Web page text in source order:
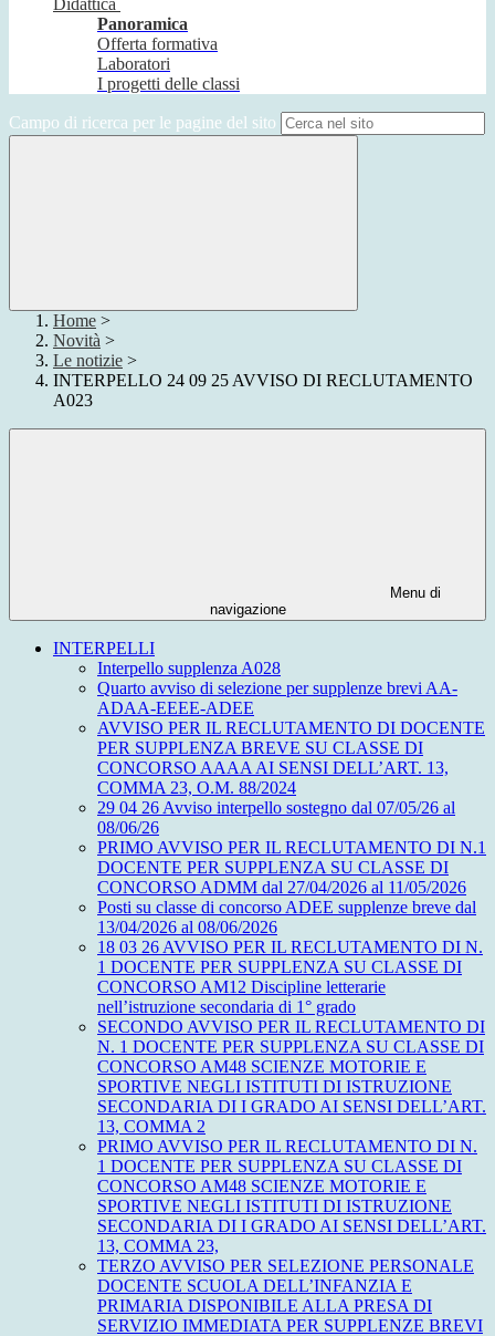
Didattica
Panoramica
Offerta formativa
Laboratori
I progetti delle classi
Campo di ricerca per le pagine del sito
Home >
Novità >
Le notizie >
INTERPELLO 24 09 25 AVVISO DI RECLUTAMENTO
A023
Menu di
navigazione
INTERPELLI
Interpello supplenza A028
Quarto avviso di selezione per supplenze brevi AA-
ADAA-EEEE-ADEE
AVVISO PER IL RECLUTAMENTO DI DOCENTE
PER SUPPLENZA BREVE SU CLASSE DI
CONCORSO AAAA AI SENSI DELL’ART. 13,
COMMA 23, O.M. 88/2024
29 04 26 Avviso interpello sostegno dal 07/05/26 al
08/06/26
PRIMO AVVISO PER IL RECLUTAMENTO DI N.1
DOCENTE PER SUPPLENZA SU CLASSE DI
CONCORSO ADMM dal 27/04/2026 al 11/05/2026
Posti su classe di concorso ADEE supplenze breve dal
13/04/2026 al 08/06/2026
18 03 26 AVVISO PER IL RECLUTAMENTO DI N.
1 DOCENTE PER SUPPLENZA SU CLASSE DI
CONCORSO AM12 Discipline letterarie
nell’istruzione secondaria di 1° grado
SECONDO AVVISO PER IL RECLUTAMENTO DI
N. 1 DOCENTE PER SUPPLENZA SU CLASSE DI
CONCORSO AM48 SCIENZE MOTORIE E
SPORTIVE NEGLI ISTITUTI DI ISTRUZIONE
SECONDARIA DI I GRADO AI SENSI DELL’ART.
13, COMMA 2
PRIMO AVVISO PER IL RECLUTAMENTO DI N.
1 DOCENTE PER SUPPLENZA SU CLASSE DI
CONCORSO AM48 SCIENZE MOTORIE E
SPORTIVE NEGLI ISTITUTI DI ISTRUZIONE
SECONDARIA DI I GRADO AI SENSI DELL’ART.
13, COMMA 23,
TERZO AVVISO PER SELEZIONE PERSONALE
DOCENTE SCUOLA DELL’INFANZIA E
PRIMARIA DISPONIBILE ALLA PRESA DI
SERVIZIO IMMEDIATA PER SUPPLENZE BREVI